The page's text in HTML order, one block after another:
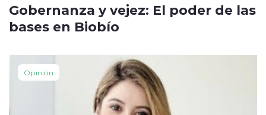
Gobernanza y vejez: El poder de las
bases en Biobío
Opinión